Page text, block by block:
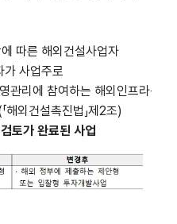
따른 해외건설사업자
가 사업주로
관리에 참여하는 해외인프라‧
해외건설촉진법 」제2조)
토가 완료된 사업